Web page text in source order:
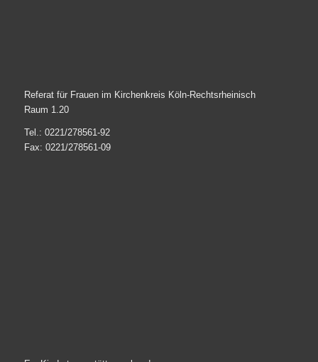
Referat für Frauen im Kirchenkreis Köln-Rechtsrheinisch
Raum 1.20
Tel.: 0221/278561-92
Fax: 0221/278561-09